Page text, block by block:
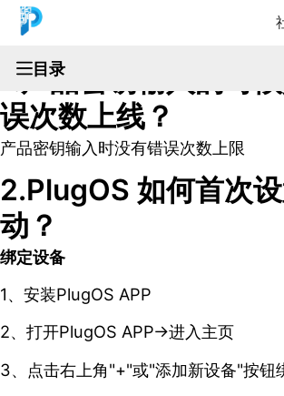
目录
1.产品密钥输入的时
误次数上线？
产品密钥输入时没有错误次数上限
2.PlugOS 如何首次
动？
绑定设备
1、安装PlugOS APP
2、打开PlugOS APP→进入主页
3、点击右上角"+"或"添加新设备"按钮
English
中文
Русский